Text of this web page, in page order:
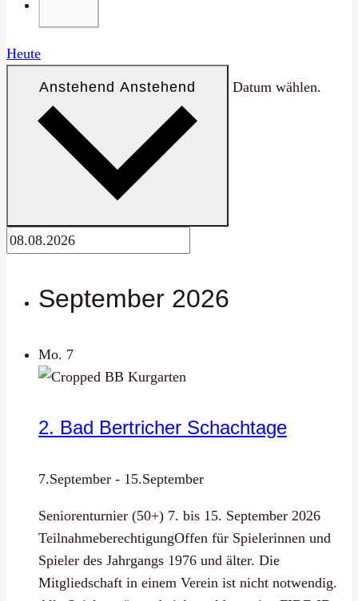
Heute
Anstehend Anstehend Datum wählen.
September 2026
Mo. 7
2. Bad Bertricher Schachtage
7.September - 15.September
Seniorenturnier (50+) 7. bis 15. September 2026
TeilnahmeberechtigungOffen für Spielerinnen und
Spieler des Jahrgangs 1976 und älter. Die
Mitgliedschaft in einem Verein ist nicht notwendig.